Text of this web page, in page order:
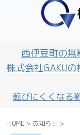
西伊豆町の無
株式会社GAKU
転びにくくなる
HOME > お知らせ >